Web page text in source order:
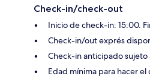
Check-in/check-out
Inicio de check-in: 15:00.
Check-in/out exprés
Check-in anticipado
Edad mínima para hacer el